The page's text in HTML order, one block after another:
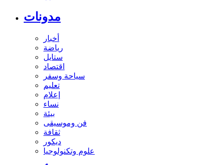
مدونات
أخبار
رياضة
ستايل
اقتصاد
سياحة وسفر
تعليم
إعلام
نساء
بيئة
فن وموسيقى
ثقافة
ديكور
علوم وتكنولوجيا